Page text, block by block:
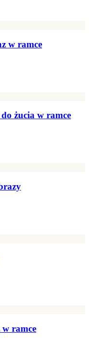
w ramce
żucia w ramce
ramce